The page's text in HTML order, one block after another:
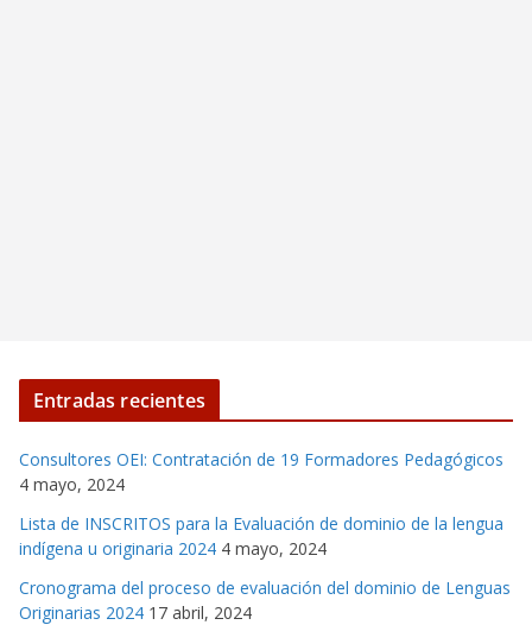
Entradas recientes
Consultores OEI: Contratación de 19 Formadores Pedagógicos
4 mayo, 2024
Lista de INSCRITOS para la Evaluación de dominio de la lengua
indígena u originaria 2024 4 mayo, 2024
Cronograma del proceso de evaluación del dominio de Lenguas
Originarias 2024 17 abril, 2024